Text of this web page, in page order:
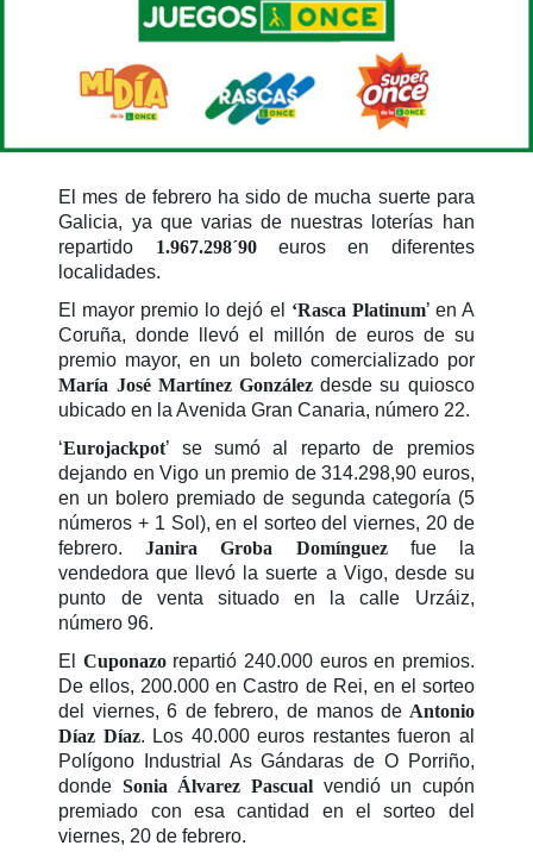
El mes de febrero ha sido de mucha suerte para
Galicia, ya que varias de nuestras loterías han
repartido 1.967.298´90euros en diferentes
localidades.
El mayor premio lo dejó el ‘Rasca Platinum’ en A
Coruña, donde llevó el millón de euros de su
premio mayor, en un boleto comercializado por
María José Martínez González desde su quiosco
ubicado en la Avenida Gran Canaria, número 22.
‘Eurojackpot’ se sumó al reparto de premios
dejando en Vigo un premio de 314.298,90 euros,
en un bolero premiado de segunda categoría (5
números + 1 Sol), en el sorteo del viernes, 20 de
febrero.Janira Groba Domínguezfue la
vendedora que llevó la suerte a Vigo, desde su
punto de venta situado en la calle Urzáiz,
número 96.
El Cuponazo repartió 240.000 euros en premios.
De ellos, 200.000 en Castro de Rei, en el sorteo
del viernes, 6 de febrero, de manos de Antonio
Díaz Díaz. Los 40.000 euros restantes fueron al
Polígono Industrial As Gándaras de O Porriño,
donde Sonia Álvarez Pascual vendió un cupón
premiado con esa cantidad en el sorteo del
viernes, 20 de febrero.